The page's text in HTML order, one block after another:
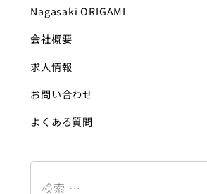
Nagasaki ORIGAMI
会社概要
求人情報
お問い合わせ
よくある質問